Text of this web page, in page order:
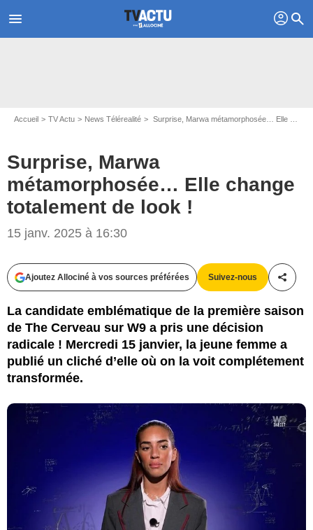
menu profil search
Accueil TV Actu News Télérealité Surprise, Marwa métamorphosée… Elle change totalement de look !
Surprise, Marwa
métamorphosée… Elle change
totalement de look !
15 janv. 2025 à 16:30
Ajoutez Allociné à vos sources préférées Suivez-nous
La candidate emblématique de la première saison
de The Cerveau sur W9 a pris une décision
radicale ! Mercredi 15 janvier, la jeune femme a
publié un cliché d’elle où on la voit complétement
transformée.